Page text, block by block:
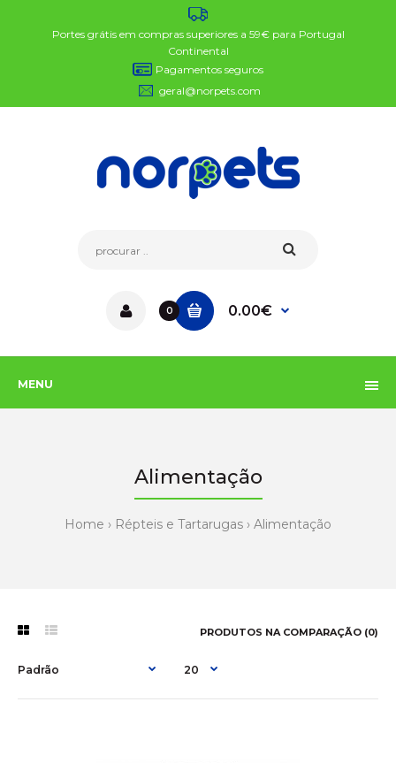
Portes grátis em compras superiores a 59€ para Portugal
Continental
Pagamentos seguros
geral@norpets.com
0 0.00€
MENU
Alimentação
Home Répteis e Tartarugas Alimentação
PRODUTOS NA COMPARAÇÃO (0)